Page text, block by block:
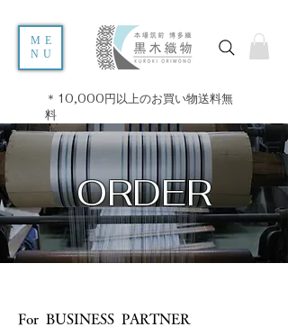
ME
NU
＊10,000円以上のお買い物送料無
料
​ORDER
For BUSINESS PARTNER